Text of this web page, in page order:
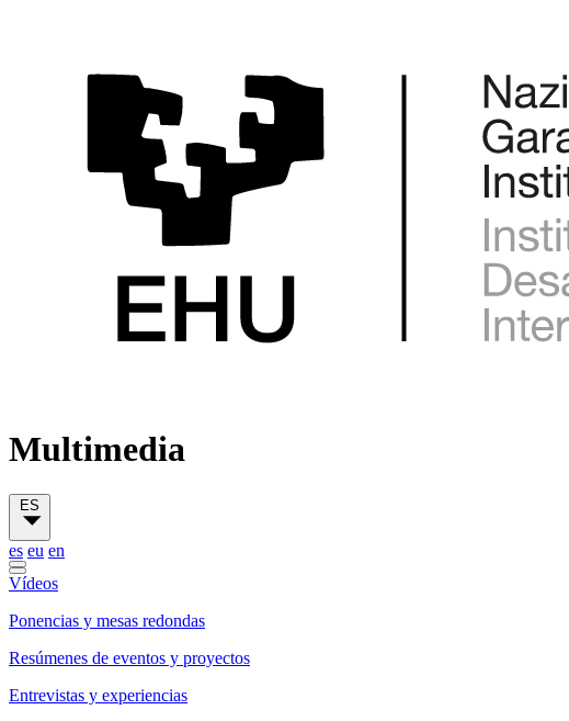
Multimedia
ES
es eu en
Vídeos
Ponencias y mesas redondas
Resúmenes de eventos y proyectos
Entrevistas y experiencias